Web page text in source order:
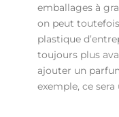
emballages à
on peut
plastique
toujours plus
ajouter un
exemple, ce sera